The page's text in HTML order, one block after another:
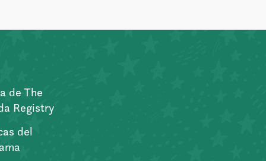
de The
Registry
del